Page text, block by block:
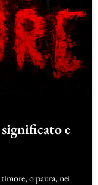
e
o paura, nei